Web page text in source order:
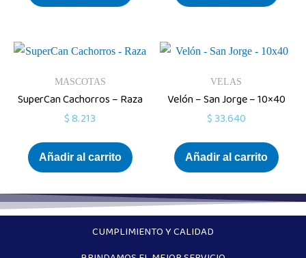
MASCOTAS
SuperCan Cachorros – Raza
$8.213
Añadir al carrito
VELAS
Velón – San Jorge – 10×40
$ 33.640
Añadir al carrito
CUMPLIMIENTO Y CALIDAD